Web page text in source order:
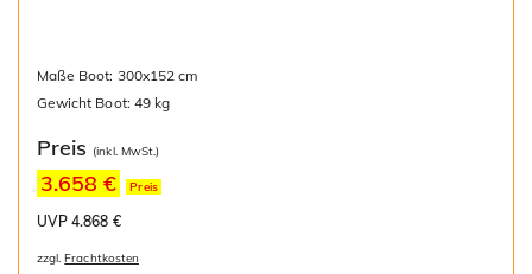
Maße Boot: 300x152 cm
Gewicht Boot: 49 kg
Preis (inkl. MwSt.)
3.658 € Preis
UVP 4.868 €
zzgl.Frachtkosten